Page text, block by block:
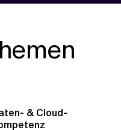
& Cloud-